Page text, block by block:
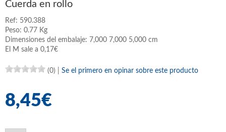
Cuerda en rollo
Ref: 590.388
Peso: 0.77 Kg
Dimensiones del embalaje: 7,000 7,000 5,000 cm
El M sale a 0,17€
(0) Se el primero en opinar sobre este producto
8,45€